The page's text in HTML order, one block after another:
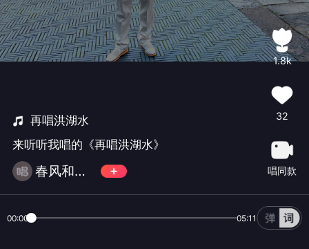
再唱洪湖水
来听听我唱的《再唱洪湖水》
春风和气🎷大🎺🎻🏏不玩币
1.8k
32
唱同款
00:00 05:11